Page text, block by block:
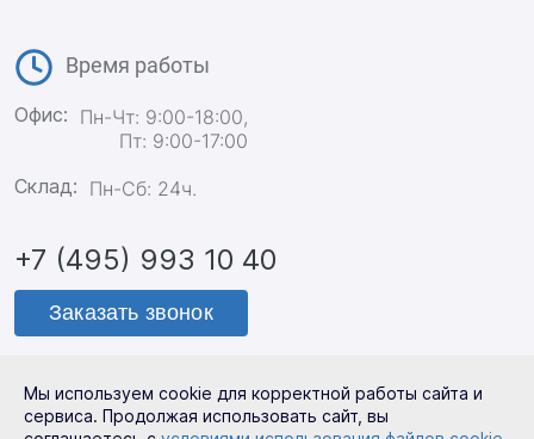
Время работы
Офис: Пн-Чт: 9:00-18:00,
Пт: 9:00-17:00
Склад: Пн-Сб: 24ч.
+7 (495) 993 10 40
Заказать звонок
Политика конфиденциальности
Мы используем cookie для корректной работы сайта и
сервиса. Продолжая использовать сайт, вы